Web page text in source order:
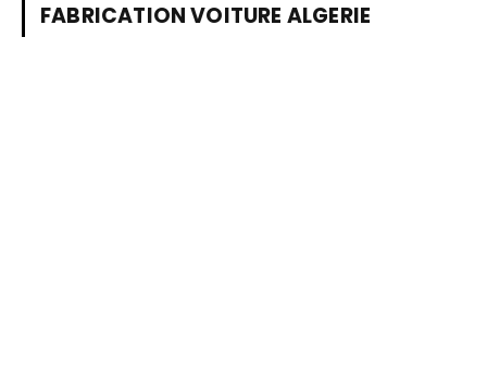
FABRICATION VOITURE ALGERIE